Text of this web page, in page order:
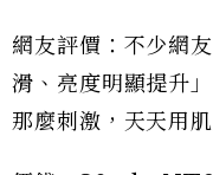
網友評價：不少網
滑、亮度明顯提升
那麼刺激，天天用